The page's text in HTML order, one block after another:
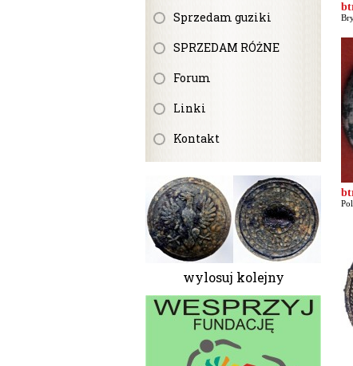
Sprzedam guziki
SPRZEDAM RÓŻNE
Forum
Linki
Kontakt
wylosuj kolejny